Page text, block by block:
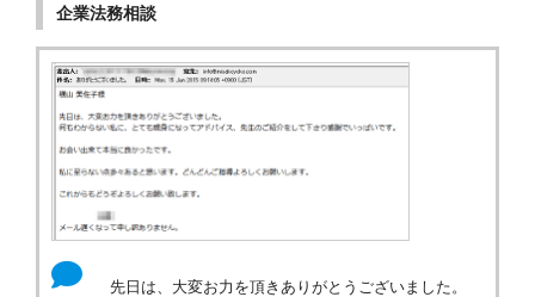
企業法務相談
先日は、大変お力を頂きありがとうございました。